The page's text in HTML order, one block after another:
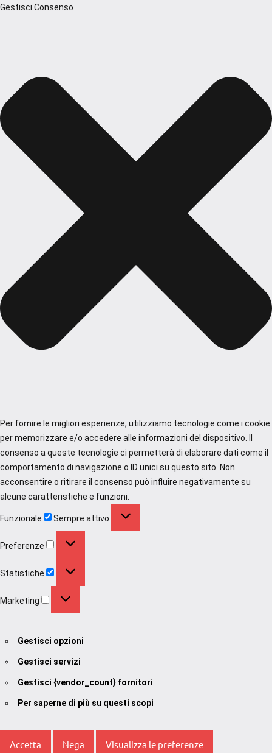
Gestisci Consenso
Per fornire le migliori esperienze, utilizziamo tecnologie come i cookie
per memorizzare e/o accedere alle informazioni del dispositivo. Il
consenso a queste tecnologie ci permetterà di elaborare dati come il
comportamento di navigazione o ID unici su questo sito. Non
acconsentire o ritirare il consenso può influire negativamente su
alcune caratteristiche e funzioni.
Funzionale Sempre attivo
Preferenze
Statistiche
Marketing
Gestisci opzioni
Gestisci servizi
Gestisci {vendor_count} fornitori
Per saperne di più su questi scopi
Accetta Nega Visualizza le preferenze